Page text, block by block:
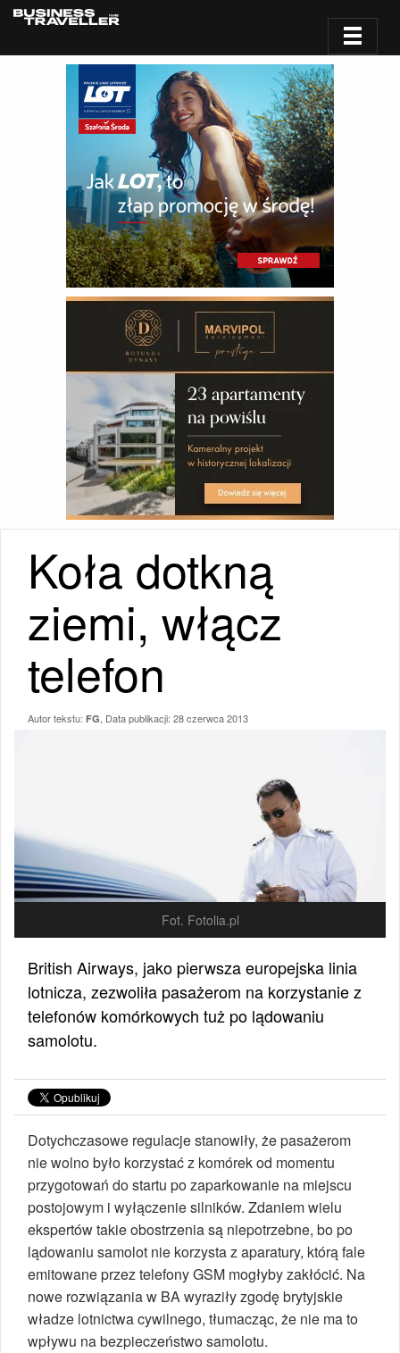
Koła dotkną
ziemi, włącz
telefon
Autor tekstu: FG , Data publikacji: 28 czerwca 2013
Fot. Fotolia.pl
British Airways, jako pierwsza europejska linia
lotnicza, zezwoliła pasażerom na korzystanie z
telefonów komórkowych tuż po lądowaniu
samolotu.
Dotychczasowe regulacje stanowiły, że pasażerom
nie wolno było korzystać z komórek od momentu
przygotowań do startu po zaparkowanie na miejscu
postojowym i wyłączenie silników. Zdaniem wielu
ekspertów takie obostrzenia są niepotrzebne, bo po
lądowaniu samolot nie korzysta z aparatury, którą fale
emitowane przez telefony GSM mogłyby zakłócić. Na
nowe rozwiązania w BA wyraziły zgodę brytyjskie
władze lotnictwa cywilnego, tłumacząc, że nie ma to
wpływu na bezpieczeństwo samolotu.